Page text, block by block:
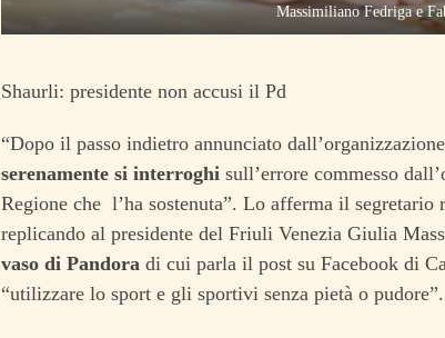
Massimiliano Fedriga e
Shaurli: presidente non accusi il Pd
“Dopo il passo indietro annunciato
serenamente si interroghi sull’errore commesso
Regione che l’ha sostenuta”. Lo afferma il
replicando al presidente del Friuli Venezia Giulia
vaso di Pandora di cui parla il post su Facebook di
“utilizzare lo sport e gli sportivi senza pietà o pudore”.